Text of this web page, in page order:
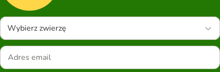
Wybierz zwierzę